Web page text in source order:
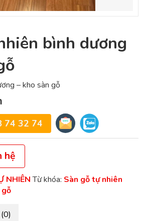
bình dương
– kho sàn gỗ
74 32 74
hệ
NHIÊN Từ khóa: Sàn gỗ tự nhiên